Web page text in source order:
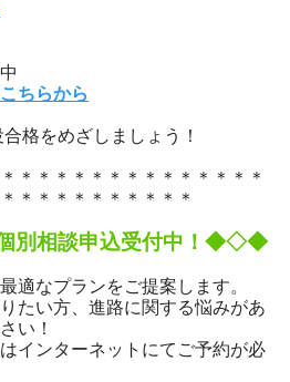
ちらから
格をめざしましょう！
＊＊＊＊＊＊＊＊＊＊＊＊＊＊
＊＊＊＊＊＊＊＊＊＊
別相談申込受付中！◆◇◆
適なプランをご提案します。
たい方、進路に関する悩みがあ
い！
インターネットにてご予約が必